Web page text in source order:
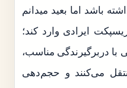
باشد اما بعید میدانم
ایرادی وارد کند؛
با دربرگیرندگی مناسب،
می‌کنند و حجم‌دهی